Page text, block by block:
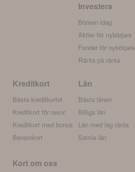
Investera
Börsen idag
Aktier för nybörjare
Fonder för nybörjare
Ränta på ränta
Kreditkort
Bästa kreditkortet
Kreditkort för resor
Kreditkort med bonus
Bensinkort
Lån
Bästa lånen
Billiga lån
Lån med låg ränta
Samla lån
Kort om oss